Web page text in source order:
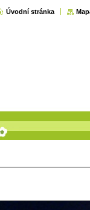
Úvodní stránka